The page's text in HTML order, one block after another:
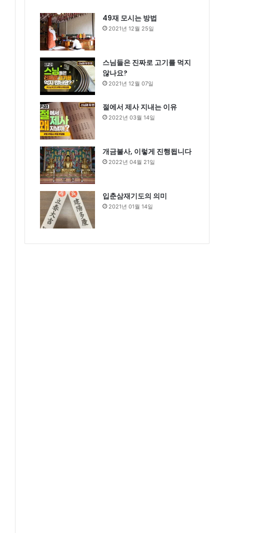
49재 모시는 방법
2021년 12월 25일
스님들은 진짜로 고기를 먹지
않나요?
2021년 12월 07일
절에서 제사 지내는 이유
2022년 03월 14일
개금불사, 이렇게 진행됩니다
2022년 04월 21일
입춘삼재기도의 의미
2021년 01월 14일